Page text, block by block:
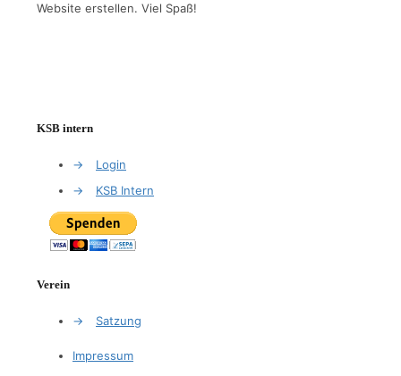
Website erstellen. Viel Spaß!
KSB intern
→
Login
→
KSB Intern
Verein
→ Satzung
Impressum